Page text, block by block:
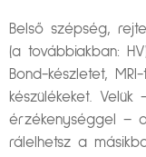
Belső szépség,
(a továbbiakban:
Bond-készletet,
készülékeket.
érzékenységgel –
rálelhetsz a